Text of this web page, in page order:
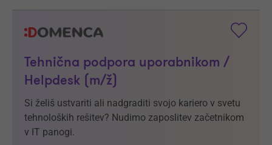
Tehnična podpora uporabnikom /
Helpdesk (m/ž)
Si želiš ustvariti ali nadgraditi svojo kariero v svetu
tehnoloških rešitev? Nudimo zaposlitev začetnikom
v IT panogi.